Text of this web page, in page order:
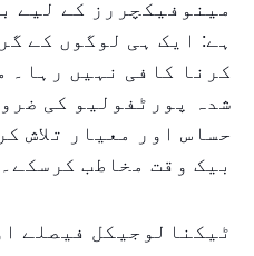
مینوفیکچررز کے لیے
ہے: ایک ہی لوگوں کے
کرنا کافی نہیں رہا۔
شدہ پورٹفولیو کی
حساس اور معیار تلاش
بیک وقت مخاطب کرسکے۔
ٹیکنالوجیکل فیصلے